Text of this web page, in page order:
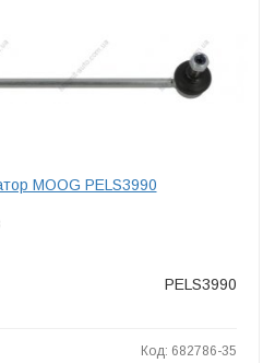
MOOG PELS3990
PELS3990
Код: 682786-35